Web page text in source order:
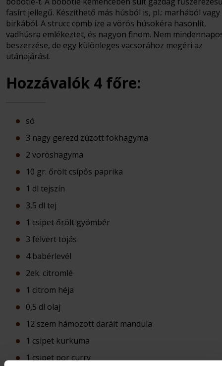
fasírt jellegű. Készíthető más húsból is, pl.: marhából vagy
birkából. A strucc comb íze a vörös húsokéra hasonlít,
vadhúsra emlékeztet, és nagyon finom. Nem
beszerzése, de egy különleges vacsorához megéri az
utánajárást.
Hozzávalók 4 főre:
só
3 nagy gerezd zúzott fokhagyma
2 vöröshagyma
10 gr. őrölt csípős paprika
1 dl tejszín
3,5 dl tej
1 csipet őrölt gyömbér
3 felvert tojás
4 babérlevél
2ek. citromlé
1 citrom héja
0,5 dl olaj
12 szem hámozott darált mandula
1 csipet kurkuma
1 csipet por curry